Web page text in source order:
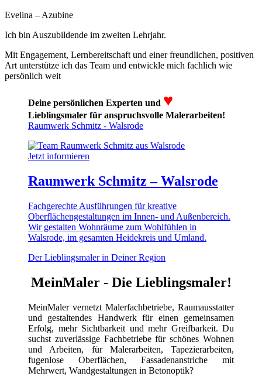
Evelina – Azubine
Ich bin Auszubildende im zweiten Lehrjahr.
Mit Engagement, Lernbereitschaft und einer freundlichen, positiven
Art unterstütze ich das Team und entwickle mich fachlich wie
persönlich weit
Deine persönlichen Experten und ♥
Lieblingsmaler für anspruchsvolle Malerarbeiten!
Raumwerk Schmitz - Walsrode
Jetzt informieren
Raumwerk Schmitz – Walsrode
Fachgerechte Ausführungen für kreative
Oberflächengestaltungen im Innen- und Außenbereich.
Wir gestalten Wohnräume zum Wohlfühlen in
Walsrode, im gesamten Heidekreis und Umland.
Der Lieblingsmaler in Deiner Region
MeinMaler - Die Lieblingsmaler!
MeinMaler vernetzt Malerfachbetriebe, Raumausstatter
und gestaltendes Handwerk für einen gemeinsamen
Erfolg, mehr Sichtbarkeit und mehr Greifbarkeit. Du
suchst zuverlässige Fachbetriebe für schönes Wohnen
und Arbeiten, für Malerarbeiten, Tapezierarbeiten,
fugenlose Oberflächen, Fassadenanstriche mit
Mehrwert, Wandgestaltungen in Betonoptik?